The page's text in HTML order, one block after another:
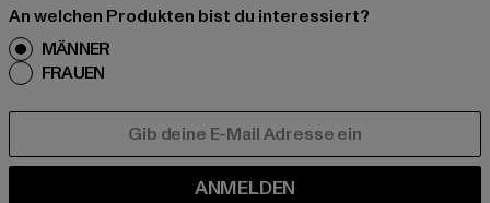
An welchen Produkten bist du interessiert?
MÄNNER
FRAUEN
ANMELDEN